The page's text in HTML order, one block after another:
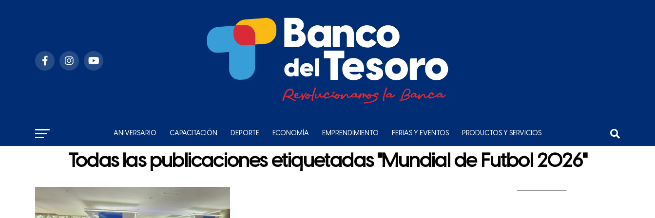
ANIVERSARIO CAPACITACIÓN DEPORTE ECONOMÍA EMPRENDIMIENTO FERIAS Y EVENTOS PRODUCTOS Y SERVICIOS
Todas las publicaciones etiquetadas "Mundial de Futbol 2026"